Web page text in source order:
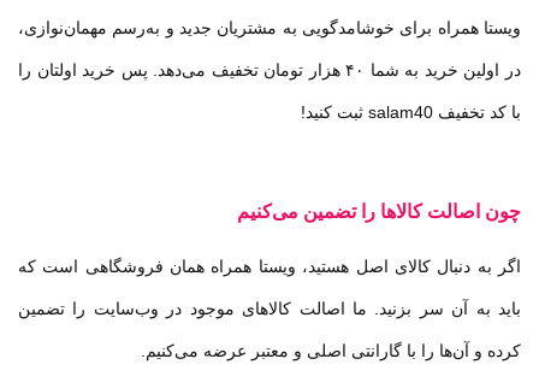
ویستا همراه برای خوشامدگویی به مشتریان جدید و به‌رسم مهمان‌نوازی،
در اولین خرید به شما ۴۰ هزار تومان تخفیف می‌دهد. پس خرید اولتان را
با کد تخفیف salam40 ثبت کنید!
چون اصالت کالاها را تضمین می‌کنیم
اگر به دنبال کالای اصل هستید، ویستا همراه همان فروشگاهی است که
باید به آن سر بزنید. ما اصالت کالاهای موجود در وب‌سایت را تضمین
کرده و آن‌ها را با گارانتی اصلی و معتبر عرضه می‌کنیم